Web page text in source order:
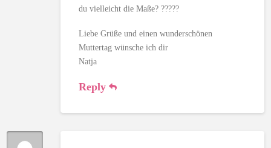
du vielleicht die Maße? ?????
Liebe Grüße und einen wunderschönen
Muttertag wünsche ich dir
Natja
Reply